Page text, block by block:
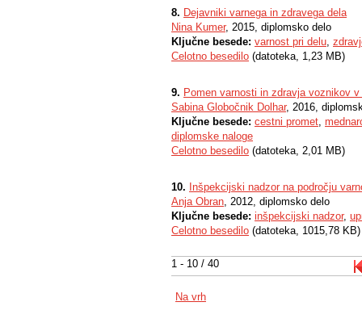
1 - 10 / 40
8. Dejavniki varnega in zdravega dela
Nina Kumer, 2015, diplomsko delo
Ključne besede: varnost pri delu,
Celotno besedilo (datoteka, 1,23 MB)
9. Pomen varnosti in zdravja voznikov
Sabina Globočnik Dolhar, 2016,
Ključne besede: cestni promet,
diplomske naloge
Celotno besedilo (datoteka, 2,01 MB)
10. Inšpekcijski nadzor na področju
Anja Obran, 2012, diplomsko delo
Ključne besede: inšpekcijski nadzor,
Celotno besedilo (datoteka, 1015,78 KB)
Na vrh